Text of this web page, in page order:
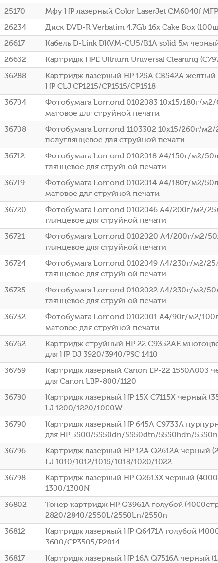
25170
Мфу HP лазерный Color LaserJet CM6040f
26234
Диск DVD-R Verbatim 4.7Gb 16x Cake Box
26617
Кабель D-Link DKVM-CU5/B1A solid 5м
26632
Картридж HPE Ultrium Universal Cleaning
36288
Картридж лазерный HP 125A CB542A желтый
HP CLJ CP1215/CP1515/CP1518
36704
Фотобумага Lomond 0102083 10x15/180г/
матовое для струйной печати
36708
Фотобумага Lomond 1103302 10x15/260г/
полуглянцевое для струйной печати
36712
Фотобумага Lomond 0102018 A4/150г/м2/
глянцевое для струйной печати
36719
Фотобумага Lomond 0102014 A4/180г/м2/
матовое для струйной печати
36720
Фотобумага Lomond 0102046 A4/200г/м2/
глянцевое для струйной печати
36721
Фотобумага Lomond 0102020 A4/200г/м2/
глянцевое для струйной печати
36724
Фотобумага Lomond 0102049 A4/230г/м2/
глянцевое для струйной печати
36725
Фотобумага Lomond 0102022 A4/230г/м2/
глянцевое для струйной печати
36732
Фотобумага Lomond 0102001 A4/90г/м2/
матовое для струйной печати
36762
Картридж струйный HP 22 C9352AE
для HP DJ 3920/3940/PSC 1410
36769
Картридж лазерный Canon EP-22 1550A003
для Canon LBP-800/1120
36780
Картридж лазерный HP 15X C7115X черный
LJ 1200/1220/1000W
36790
Картридж лазерный HP 645A C9733A
для HP 5500/5550dn/5550dtn/5550hdn/5550n
36796
Картридж лазерный HP 12A Q2612A черный
LJ 1010/1012/1015/1018/1020/1022
36798
Картридж лазерный HP Q2613X черный
1300/1300N
36802
Тонер картридж HP Q3961A голубой
2820/2840/2550L/2550Ln/2550n
36812
Картридж лазерный HP Q6471A голубой
3600/CP3505/P2014
36817
Картридж лазерный HP 16A Q7516A черный